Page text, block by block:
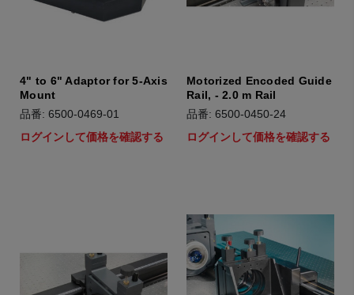
4" to 6" Adaptor for 5-Axis
Mount
品番: 6500-0469-01
ログインして価格を確認する
Motorized Encoded Guide
Rail, - 2.0 m Rail
品番: 6500-0450-24
ログインして価格を確認する